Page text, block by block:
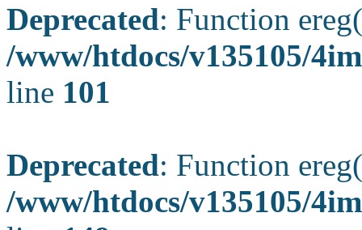
Deprecated: Function
/www/htdocs/v135105/
line 101
Deprecated: Function
/www/htdocs/v135105/